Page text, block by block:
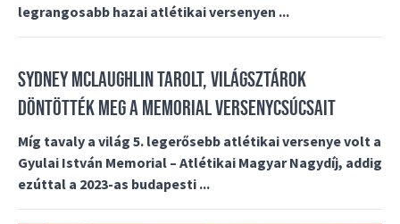
legrangosabb hazai atlétikai versenyen ...
SYDNEY MCLAUGHLIN TAROLT, VILÁGSZTÁROK
DÖNTÖTTÉK MEG A MEMORIAL VERSENYCSÚCSAIT
Míg tavaly a világ 5. legerősebb atlétikai versenye volt a
Gyulai István Memorial – Atlétikai Magyar Nagydíj, addig
ezúttal a 2023-as budapesti ...